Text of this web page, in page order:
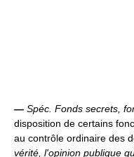
— Spéc. Fonds secrets,
disposition de certains
au contrôle ordinaire des
vérité, l'opinion publique